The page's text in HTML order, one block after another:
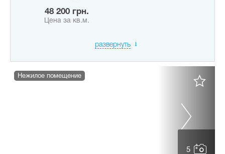
48 200 грн.
Цена за кв.м.
развернуть
5
Нежилое помещение